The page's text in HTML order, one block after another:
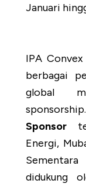
Januari
IPA
berbagai
global
Sponsor
Energi,
didukung